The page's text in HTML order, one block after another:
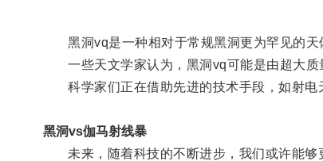
黑洞vq是一种相对于常规黑洞更为罕见的天
一些天文学家认为，黑洞vq可能是由超大质
科学家们正在借助先进的技术手段，如射电
黑洞vs伽马射线暴
未来，随着科技的不断进步，我们或许能够